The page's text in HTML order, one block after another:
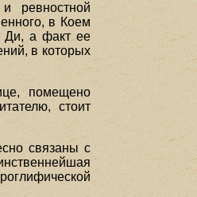
ревностной
в Коем
Ди, а факт ее
в которых
помещено
стоит
связаны с